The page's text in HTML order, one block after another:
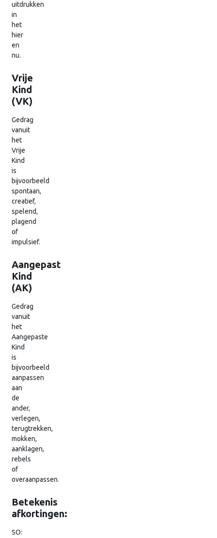
uitdrukken
in
het
hier
en
nu.
Vrije
Kind
(VK)
Gedrag
vanuit
het
Vrije
Kind
is
bijvoorbeeld
spontaan,
creatief,
spelend,
plagend
of
impulsief.
Aangepast
Kind
(AK)
Gedrag
vanuit
het
Aangepaste
Kind
is
bijvoorbeeld
aanpassen
aan
de
ander,
verlegen,
terugtrekken,
mokken,
aanklagen,
rebels
of
overaanpassen.
Betekenis
afkortingen:
SO: